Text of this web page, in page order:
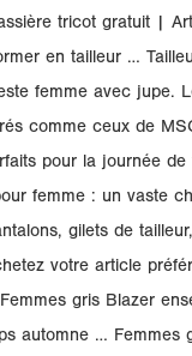
tricot gratuit |
en tailleur …
femme avec jupe.
comme ceux de
pour la journée de
femme : un vaste
gilets de
votre article
gris Blazer
automne … Femmes